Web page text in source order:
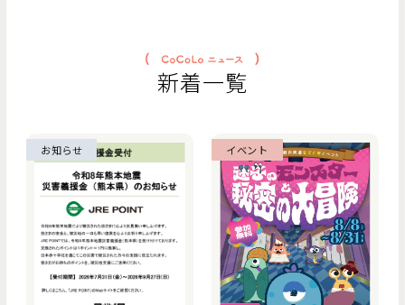
新着一覧
お知らせ イベント